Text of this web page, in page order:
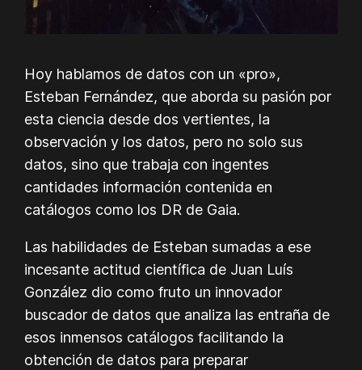
Hoy hablamos de datos con un «pro»,
Esteban Fernández, que aborda su pasión por
esta ciencia desde dos vertientes, la
observación y los datos, pero no solo sus
datos, sino que trabaja con ingentes
cantidades información contenida en
catálogos como los DR de Gaia.
Las habilidades de Esteban sumadas a ese
incesante actitud científica de Juan Luís
González dio como fruto un innovador
buscador de datos que analiza las entraña de
esos inmensos catálogos facilitando la
obtención de datos para preparar